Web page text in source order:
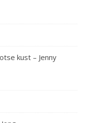
kust – Jenny